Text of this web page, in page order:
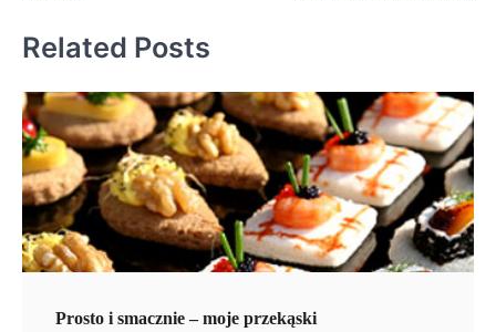
Related Posts
Prosto i smacznie – moje przekąski